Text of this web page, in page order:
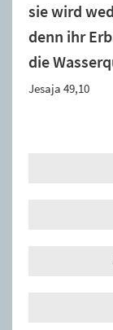
sie wird
denn ihr
die
Jesaja 49,10